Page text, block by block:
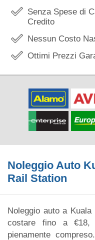
Senza Spese di
Credito
Nessun Costo
Ottimi Prezzi
Noleggio Auto
Rail Station
Noleggio auto a
costare fino a €18,
pienamente